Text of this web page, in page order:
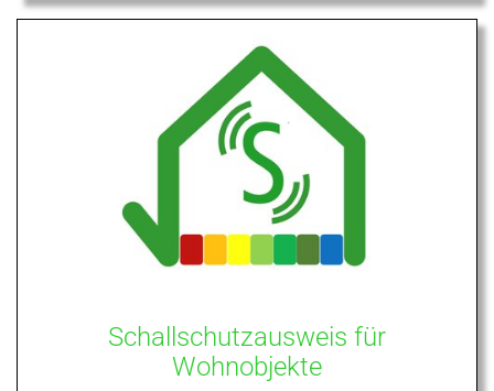
Schallschutzausweis für
Wohnobjekte